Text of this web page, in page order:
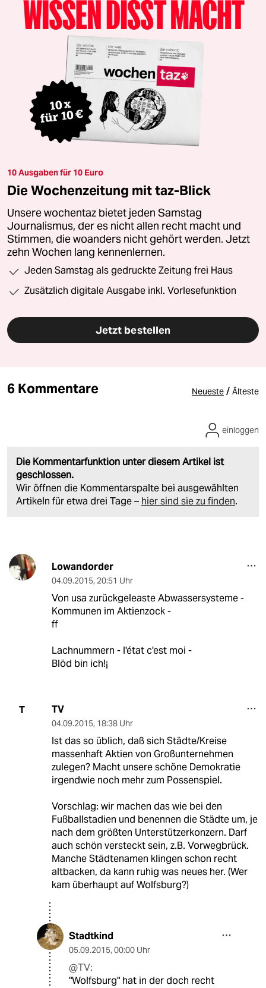
10 Ausgaben für 10 Euro
Die Wochenzeitung mit taz-Blick
Unsere wochentaz bietet jeden Samstag
Journalismus, der es nicht allen recht macht und
Stimmen, die woanders nicht gehört werden. Jetzt
zehn Wochen lang kennenlernen.
Jeden Samstag als gedruckte Zeitung frei Haus
Zusätzlich digitale Ausgabe inkl. Vorlesefunktion
Jetzt bestellen
6 Kommentare Neueste / Älteste
Die Kommentarfunktion unter diesem Artikel ist
geschlossen.
Wir öffnen die Kommentarspalte bei ausgewählten
Artikeln für etwa drei Tage – hier sind sie zu finden.
einloggen
Lowandorder
04.09.2015, 20:51 Uhr
Von usa zurückgeleaste Abwassersysteme -
Kommunen im Aktienzock -
ff
Lachnummern - l'état c'est moi -
Blöd bin ich!¡
T TV
04.09.2015, 18:38 Uhr
Ist das so üblich, daß sich Städte/Kreise
massenhaft Aktien von Großunternehmen
zulegen? Macht unsere schöne Demokratie
irgendwie noch mehr zum Possenspiel.
Vorschlag: wir machen das wie bei den
Fußballstadien und benennen die Städte um, je
nach dem größten Unterstützerkonzern. Darf
auch schön versteckt sein, z.B. Vorwegbrück.
Manche Städtenamen klingen schon recht
altbacken, da kann ruhig was neues her. (Wer
kam überhaupt auf Wolfsburg?)
Stadtkind
05.09.2015, 00:00 Uhr
@TV:
"Wolfsburg" hat in der doch recht